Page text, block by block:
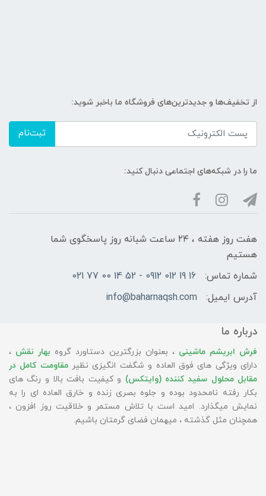
از تخفیف‌ها و جدیدترین‌های فروشگاه ما باخبر شوید:
ثبت‌نام
ما را در شبکه‌های اجتماعی دنبال کنید:
هفت روز هفته ، ۲۴ ساعت شبانه‌ روز پاسخگوی شما
هستیم
شماره تماس:
16 19 012 0912 - 52 14 00 77 021
آدرس ایمیل:
info@baharnaqsh.com
درباره ما
فرش ابریشم ماشینی ، بعنوان بزرگترین دستاورد گروه بهار نقش ،
دارای ویژگی های فوق العاده و شگفت انگیزی نظیرمقاومت کامل در
مقابل محلول سفید کننده (وایتکس) و کیفیت بافت بالا و رنگ های
بکار رفته نامحدود بوده و جلوه بصری زنده و خارق العاده ای را به
نمایش میگذارد. امید است با تلاش مستمر و خلاقیت روز افزون ،
همچنان مثل گذشته ، میهمان فضای گرمتان باشیم.